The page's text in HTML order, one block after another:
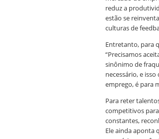
reduz a
estão se
culturas de
Entretanto, para
“Precisamos
sinônimo de
necessário, e
emprego, é para
Para reter
competitivos
constantes,
Ele ainda aponta